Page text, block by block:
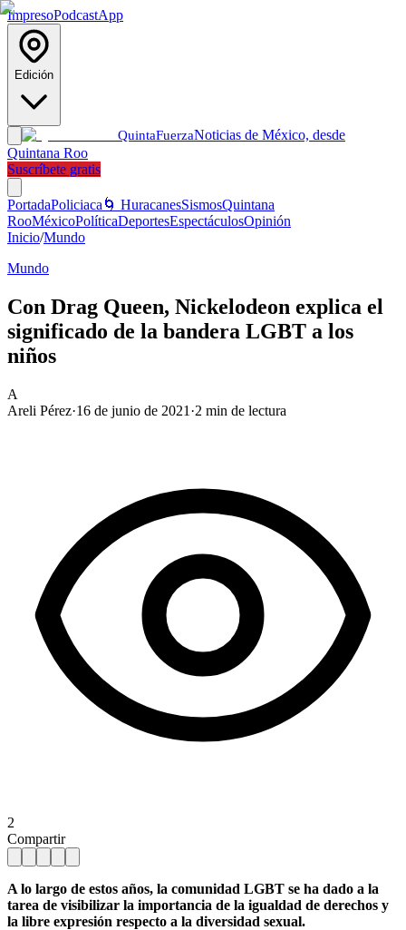
ImpresoPodcastApp
Edición
QuintaFuerzaNoticias de México, desde
Quintana Roo
Suscríbete gratis
PortadaPoliciaca 🌀 HuracanesSismosQuintana
RooMéxicoPolíticaDeportesEspectáculosOpinión
Inicio/Mundo
Mundo
Con Drag Queen, Nickelodeon explica el
significado de la bandera LGBT a los
niños
A
Areli Pérez·16 de junio de 2021 ·2 min de lectura
2
Compartir
A lo largo de estos años, la comunidad LGBT se ha dado a la
tarea de visibilizar la importancia de la igualdad de derechos y
la libre expresión respecto a la diversidad sexual.